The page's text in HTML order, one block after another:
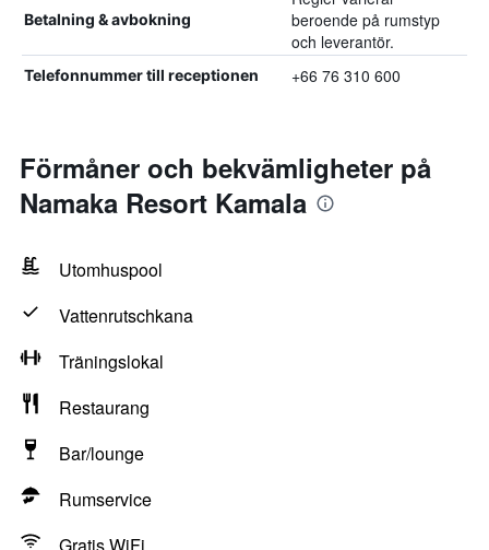
Betalning & avbokning
beroende på rumstyp
och leverantör.
Telefonnummer till receptionen +66 76 310 600
Förmåner och bekvämligheter på
Namaka Resort Kamala
Utomhuspool
Vattenrutschkana
Träningslokal
Restaurang
Bar/lounge
Rumservice